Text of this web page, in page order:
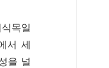
목일
서 세
을 널